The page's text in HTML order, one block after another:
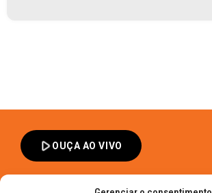
play_arrowOUÇA AO VIVO